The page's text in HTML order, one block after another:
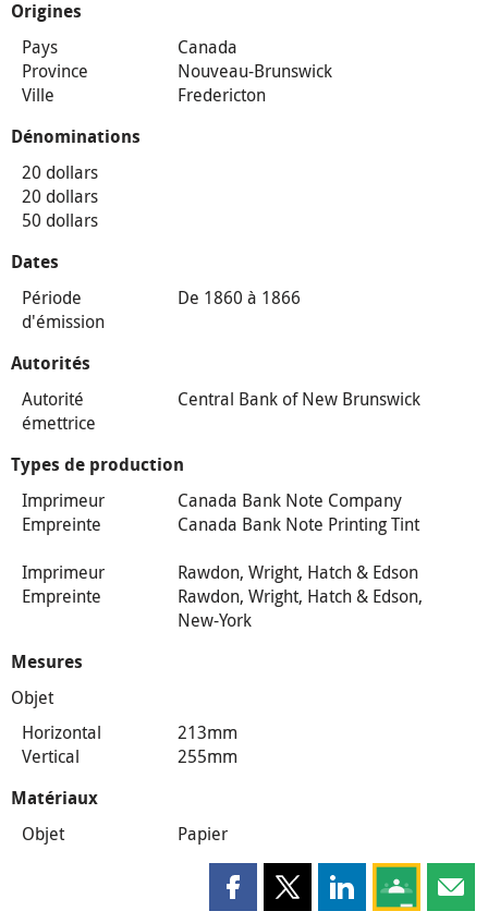
Origines
Pays
Canada
Province
Nouveau-Brunswick
Ville
Fredericton
Dénominations
20 dollars
20 dollars
50 dollars
Dates
Période
d'émission
De 1860 à 1866
Autorités
Autorité
émettrice
Central Bank of New Brunswick
Types de production
Imprimeur
Canada Bank Note Company
Empreinte
Canada Bank Note Printing Tint
Imprimeur
Rawdon, Wright, Hatch & Edson
Empreinte
Rawdon, Wright, Hatch & Edson,
New-York
Mesures
Objet
Horizontal
213mm
Vertical
255mm
Matériaux
Objet Papier
Partager cette page sur
Partager cette page sur X
Partager cette
Partagez